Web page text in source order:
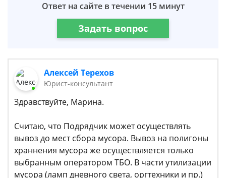
Ответ на сайте в течении 15 минут
Задать вопрос
Алексей Терехов
Юрист-консультант
Здравствуйте, Марина.
Считаю, что Подрядчик может осуществлять
вывоз до мест сбора мусора. Вывоз на полигоны
храннения мусора же осуществляется только
выбранным оператором ТБО. В части утилизации
мусора (ламп дневного света, оргтехники и пр.)